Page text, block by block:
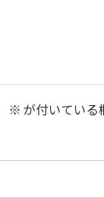
※ が付いている